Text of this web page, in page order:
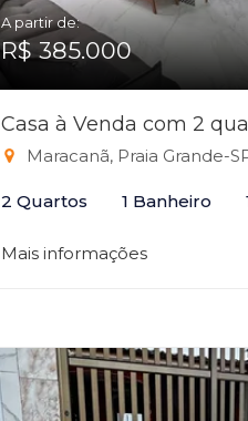
A partir de:
R$ 385.000
Casa à Venda com 2
Maracanã, Praia Grande-
2 Quartos 1 Banheiro
Mais informações